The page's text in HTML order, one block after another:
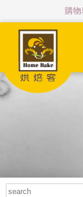
購物
購物商城